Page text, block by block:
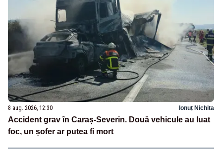
8 aug. 2026, 12:30 Ionuț Nichita
Accident grav în Caraș-Severin. Două vehicule au luat
foc, un șofer ar putea fi mort